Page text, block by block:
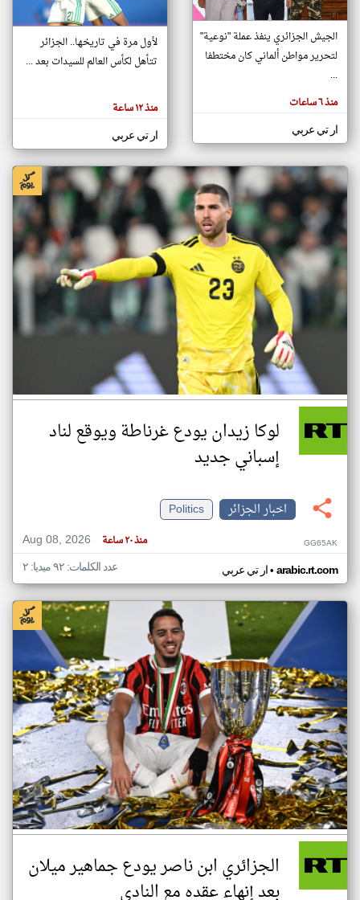
تغيير الدولة
اخبار الجزائر على مدار الساعة
أهم اخبار الجزائر العاجلة والمباشرة
المقالات
هنا عن
وجهة
كاتبيها.
الجيش الجزائري ينفذ عملة "نوعية"
لتحرير مواطن ألماني كان مختطفا
...
منذ ٦ ساعات
ار تي عربي
لأول مرة في تاريخها.. الجزائر
تتأهل لكأس العالم للسيدات بعد ...
منذ ١٢ ساعة
ار تي عربي
لوكا زيدان يودع غرناطة ويوقع لناد
إسباني جديد
اخبار الجزائر
Politics
Aug 08, 2026
منذ ٢٠ ساعة GG65AK
ار تي عربي• arabic.rt.com عدد الكلمات: ٩٢ ميديا: ٢
الجزائري ابن ناصر يودع جماهير ميلان
بعد إنهاء عقده مع النادي
klyoum.com